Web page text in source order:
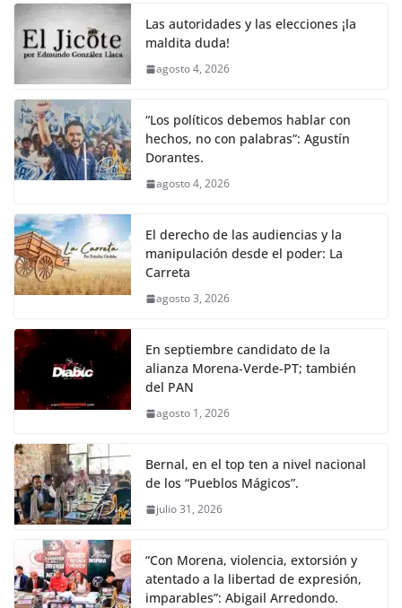
o
o
k
e
r
A
p
p
i
n
k
r
a
m
Las autoridades y las elecciones ¡la
maldita duda!
agosto 4, 2026
“Los políticos debemos hablar con
hechos, no con palabras”: Agustín
Dorantes.
agosto 4, 2026
El derecho de las audiencias y la
manipulación desde el poder: La
Carreta
agosto 3, 2026
En septiembre candidato de la
alianza Morena-Verde-PT; también
del PAN
agosto 1, 2026
Bernal, en el top ten a nivel nacional
de los “Pueblos Mágicos”.
julio 31, 2026
“Con Morena, violencia, extorsión y
atentado a la libertad de expresión,
imparables”: Abigail Arredondo.